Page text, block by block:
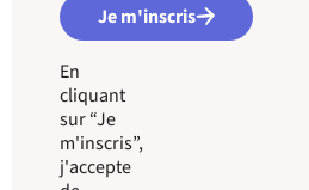
Je m'inscris
En
cliquant
sur “Je
m'inscris”,
j'accepte